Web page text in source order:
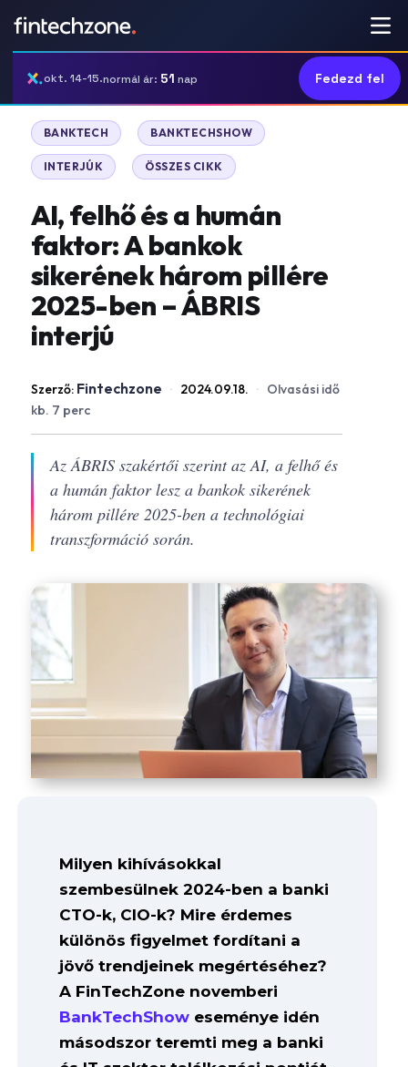
okt. 14-15.normál ár: 51 nap Fedezd fel
BANKTECH | BANKTECHSHOW
INTERJÚK | ÖSSZES CIKK
AI, felhő és a humán
faktor: A bankok
sikerének három pillére
2025-ben – ÁBRIS
interjú
Szerző: Fintechzone · 2024.09.18. · Olvasási idő
kb. 7 perc
Az ÁBRIS szakértői szerint az AI, a felhő és
a humán faktor lesz a bankok sikerének
három pillére 2025-ben a technológiai
transzformáció során.
Milyen kihívásokkal
szembesülnek 2024-ben a banki
CTO-k, CIO-k? Mire érdemes
különös figyelmet fordítani a
jövő trendjeinek megértéséhez?
A FinTechZone novemberi
BankTechShow eseménye idén
másodszor teremti meg a banki